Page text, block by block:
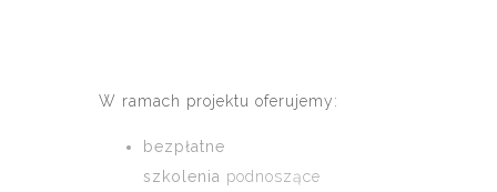
W ramach projektu oferujemy:
bezpłatne
szkolenia podnoszące